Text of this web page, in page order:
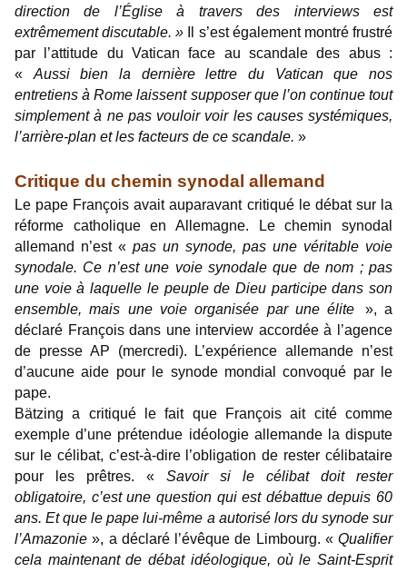
direction de l’Église à travers des interviews est
extrêmement discutable. »
Il s’est également montré frustré
par l’attitude du Vatican face au scandale des abus :
« Aussi bien la dernière lettre du Vatican que nos
entretiens à Rome laissent supposer que l’on continue tout
simplement à ne pas vouloir voir les causes systémiques,
l’arrière-plan et les facteurs de ce scandale. »
Critique du chemin synodal allemand
Le pape François avait auparavant critiqué le débat sur la
réforme catholique en Allemagne. Le chemin synodal
allemand n’est « pas un synode, pas une véritable voie
synodale. Ce n’est une voie synodale que de nom ; pas
une voie à laquelle le peuple de Dieu participe dans son
ensemble, mais une voie organisée par une élite », a
déclaré François dans une interview accordée à l’agence
de presse AP (mercredi). L’expérience allemande n’est
d’aucune aide pour le synode mondial convoqué par le
pape.
Bätzing a critiqué le fait que François ait cité comme
exemple d’une prétendue idéologie allemande la dispute
sur le célibat, c’est-à-dire l’obligation de rester célibataire
pour les prêtres. « Savoir si le célibat doit rester
obligatoire, c’est une question qui est débattue depuis 60
ans. Et que le pape lui-même a autorisé lors du synode sur
l’Amazonie », a déclaré l’évêque de Limbourg. « Qualifier
cela maintenant de débat idéologique, où le Saint-Esprit